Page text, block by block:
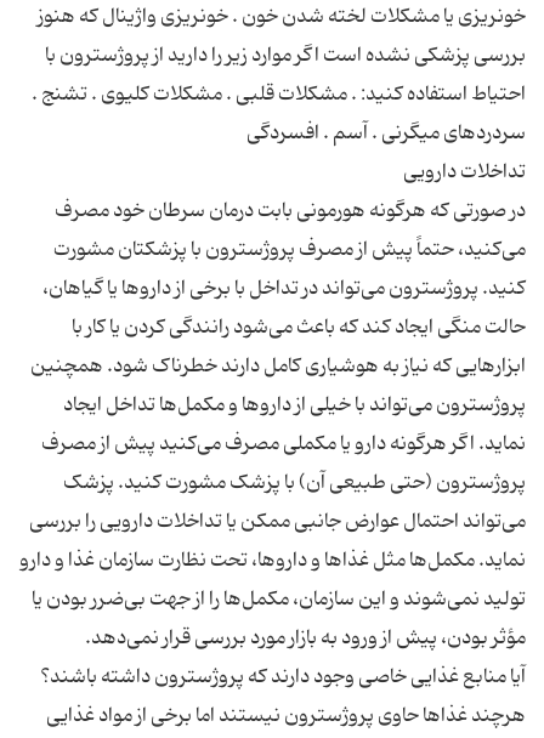
خونریزی یا مشکلات لخته شدن خون . خونریزی واژینال که هنوز
بررسی پزشکی نشده است اگر موارد زیر را دارید از پروژسترون با
احتیاط استفاده کنید: . مشکلات قلبی . مشکلات کلیوی . تشنج .
در صورتی که هرگونه هورمونی بابت درمان سرطان خود مصرف
می‌کنید، حتماً پیش از مصرف پروژسترون با پزشکتان مشورت
کنید. پروژسترون می‌تواند در تداخل با برخی از داروها یا گیاهان،
حالت منگی ایجاد کند که باعث می‌شود رانندگی کردن یا کار با
ابزارهایی که نیاز به هوشیاری کامل دارند خطرناک شود. همچنین
پروژسترون می‌تواند با خیلی از داروها و مکمل‌ها تداخل ایجاد
نماید. اگر هرگونه دارو یا مکملی مصرف می‌کنید پیش از مصرف
پروژسترون (حتی طبیعی آن) با پزشک مشورت کنید. پزشک
می‌تواند احتمال عوارض جانبی ممکن یا تداخلات دارویی را بررسی
نماید. مکمل‌ها مثل غذاها و داروها، تحت نظارت سازمان غذا و دارو
تولید نمی‌شوند و این سازمان، مکمل‌ها را از جهت بی‌ضرر بودن یا
هرچند غذاها حاوی پروژسترون نیستند اما برخی از مواد غذایی